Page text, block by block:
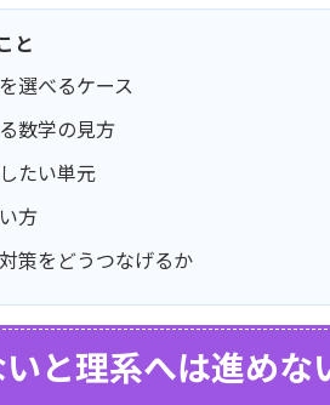
と
選べるケース
数学の見方
たい単元
方
策をどうつなげるか
と理系へは進めな